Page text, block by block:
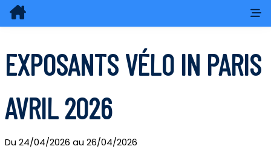
EXPOSANTS VÉLO IN PARIS
AVRIL 2026
Du24/04/2026 au26/04/2026